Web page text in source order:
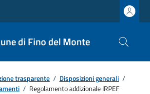
di Fino del Monte
trasparente / Disposizioni generali /
/ Regolamento addizionale IRPEF